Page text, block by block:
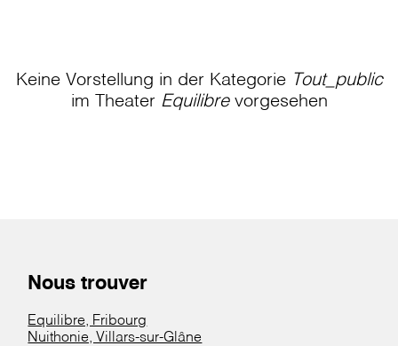
Keine Vorstellung in der Kategorie Tout_public
im Theater Equilibrevorgesehen
Nous trouver
Equilibre, Fribourg
Nuithonie, Villars-sur-Glâne